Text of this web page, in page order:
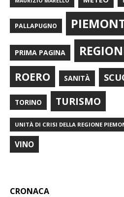
PALLAPUGNO
PRIMA PAGINA
ROERO SANITÀ
TORINO TURISMO
UNITÀ DI CRISI DELLA REGIONE
VINO
CRONACA